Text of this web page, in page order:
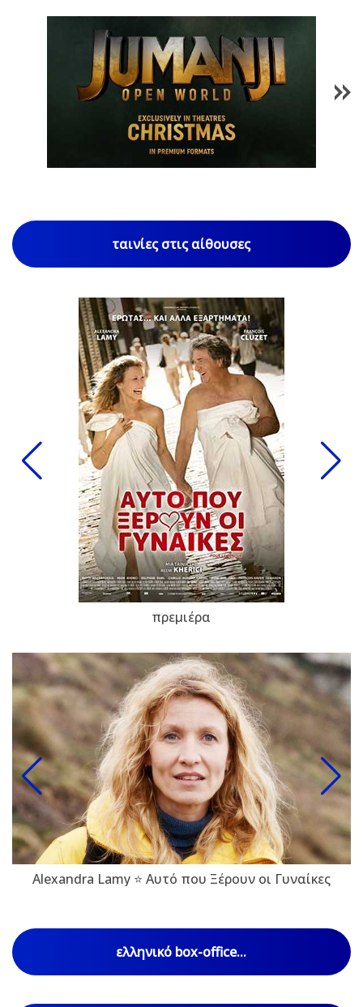
1/85
ταινίες στις αίθουσες
πρεμιέρα
Alexandra Lamy ⭐ Αυτό που Ξέρουν οι Γυναίκες
ελληνικό box-office...